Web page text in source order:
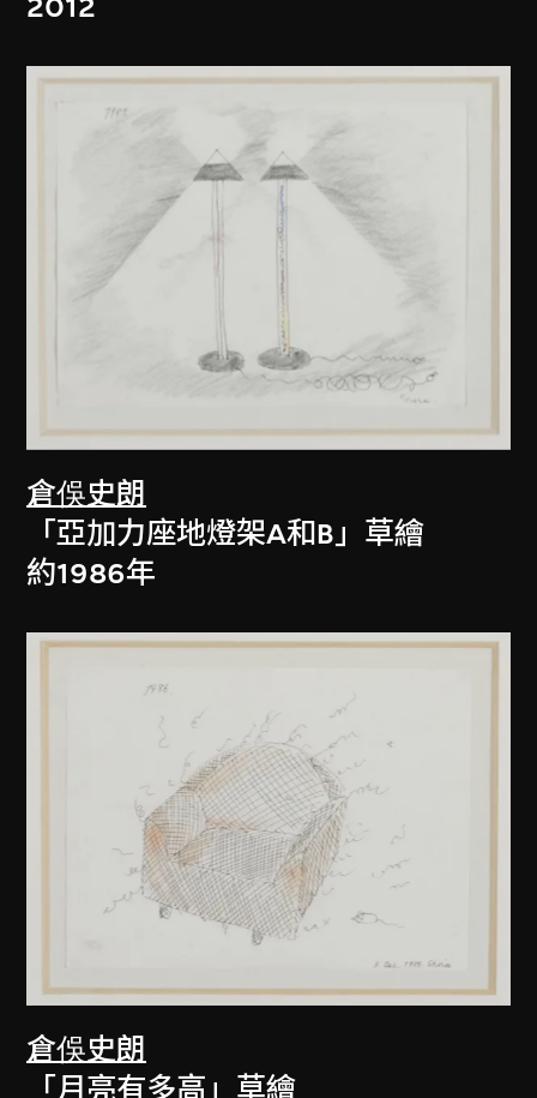
2012
倉俁史朗
「亞加力座地燈架A和B」草繪
約1986年
倉俁史朗
「月亮有多高」草繪